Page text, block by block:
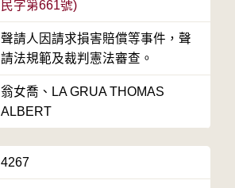
民字第661號)
聲請人因請求損害賠償等事件，聲
請法規範及裁判憲法審查。
翁女喬、LA GRUA THOMAS
ALBERT
4267